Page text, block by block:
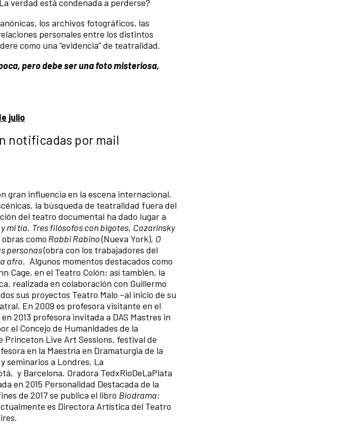
verdad está condenada a perderse?
los archivos fotográficos, las
personales entre los distintos
como una “evidencia” de teatralidad.
pero debe ser una foto misteriosa,
julio
notificadas por mail
gran influencia en la escena internacional.
la búsqueda de teatralidad fuera del
del teatro documental ha dado lugar a
mi tía, Tres filósofos con bigotes, Cozarinsky
como Rabbi Rabino(Nueva York), O
personas(obra con los trabajadores del
afro. Algunos momentos destacados como
Cage, en el Teatro Colón; así también, la
realizada en colaboración con Guillermo
sus proyectos Teatro Malo –al inicio de su
En 2009 es profesora visitante en el
2013 profesora invitada a DAS Mastres in
el Concejo de Humanidades de la
Princeton Live Art Sessions, festival de
en la Maestría en Dramaturgia de la
seminarios a Londres, La
y Barcelona. Oradora TedxRioDeLaPlata
en 2015 Personalidad Destacada de la
de 2017 se publica el libro Biodrama:
es Directora Artística del Teatro